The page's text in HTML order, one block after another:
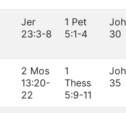
Jer
23:3-8
1 Pet
5:1-4
30
2 Mos
13:20-
22
1
Thess
5:9-11
35